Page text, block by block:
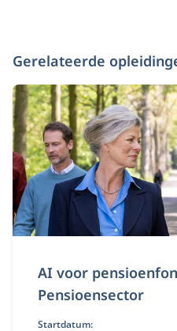
Gerelateerde
AI voor
Pensioensector
Startdatum: